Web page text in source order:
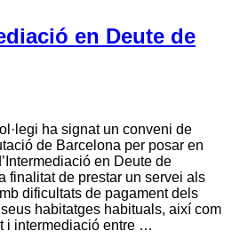
en Deute de
ha signat un conveni de
de Barcelona per posar en
en Deute de
finalitat de prestar un servei als
dificultats de pagament dels
habitatges habituals, així com
i intermediació entre …